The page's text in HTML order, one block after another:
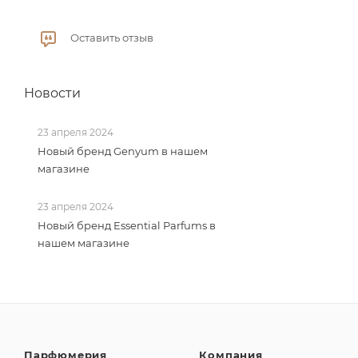
Оставить отзыв
Новости
23 апреля 2024
Новый бренд Genyum в нашем
магазине
23 апреля 2024
Новый бренд Essential Parfums в
нашем магазине
Парфюмерия Компания